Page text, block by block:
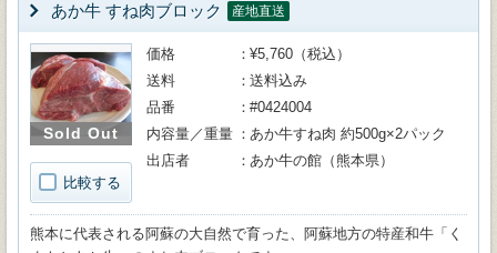
あか牛 すね肉ブロック 産地直送
Sold Out
比較する
価格
¥5,760（税込）
送料
送料込み
品番
#0424004
内容量／重量
あか牛すね肉 約500g×2パック
出店者
あか牛の館（熊本県）
熊本に代表される阿蘇の大自然で育った、阿蘇地方の特産和牛「く